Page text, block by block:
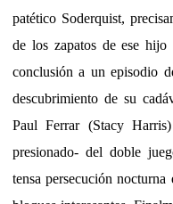
patético Soderquist,
de los zapatos de ese
conclusión a un episodio
descubrimiento de su
Paul Ferrar (Stacy
presionado- del doble
tensa persecución